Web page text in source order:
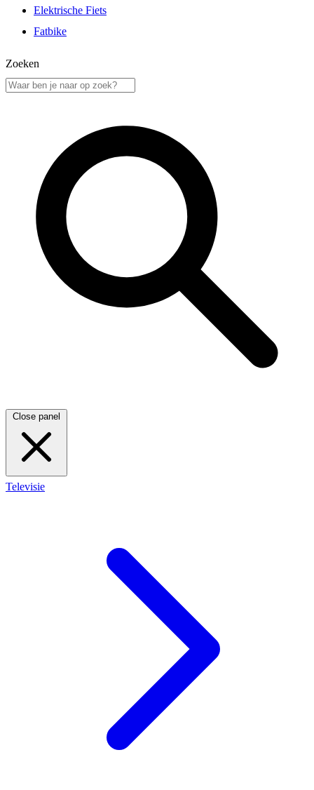
Elektrische Fiets
Fatbike
Zoeken
Close panel
Televisie